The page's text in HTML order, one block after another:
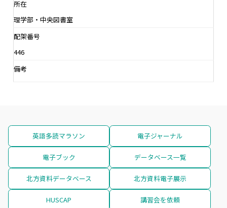
所在
理学部・中央図書室
配架番号
446
備考
英語多読マラソン 電子ジャーナル
電子ブック データベース一覧
北方資料データベース 北方資料電子展示
HUSCAP 講習会を依頼